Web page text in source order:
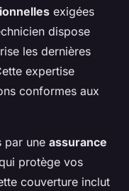
exigées
dispose
les dernières
expertise
conformes aux
par une assurance
protège vos
couverture inclut